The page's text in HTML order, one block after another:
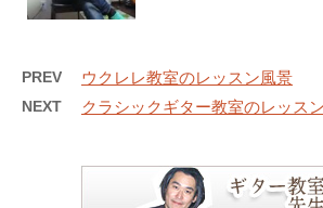
PREV ウクレレ教室のレッスン風景
NEXT クラシックギター教室のレッス